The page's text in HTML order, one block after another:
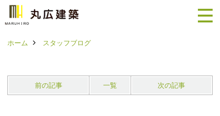
ホーム スタッフブログ
前の記事 一覧 次の記事